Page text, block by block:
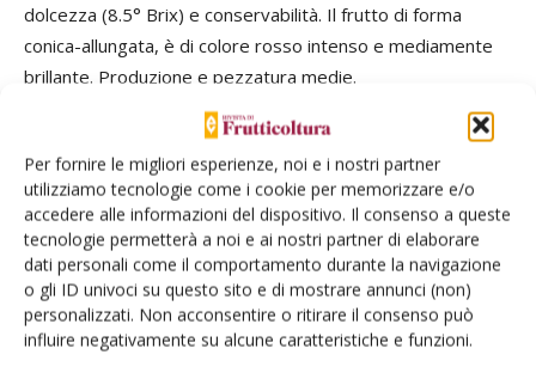
Per fornire le migliori esperienze, noi e i nostri partner
utilizziamo tecnologie come i cookie per memorizzare e/o
accedere alle informazioni del dispositivo. Il consenso a queste
tecnologie permetterà a noi e ai nostri partner di elaborare
dati personali come il comportamento durante la navigazione
o gli ID univoci su questo sito e di mostrare annunci (non)
personalizzati. Non acconsentire o ritirare il consenso può
influire negativamente su alcune caratteristiche e funzioni.
dolcezza (8.5° Brix) e conservabilità. Il frutto di forma
conica-allungata, è di colore rosso intenso e mediamente
brillante. Produzione e pezzatura medie.
Nel segmento tardivo è in sperimentazione estesa
Laetitia*(+11 gg). I parametri produttivi sono buoni e il
frutto conico, di buona pezzatura, è resistente alle
manipolazioni. La colorazione è molto attraente grazie al
binomio colore rosso chiaro ed elevata brillantezza. Sapore
buono, dolce (7.9 °Brix) mediamente aromatico. Talvolta
può presentare frutti primari irregolari. Chiude la lista
Argentera*